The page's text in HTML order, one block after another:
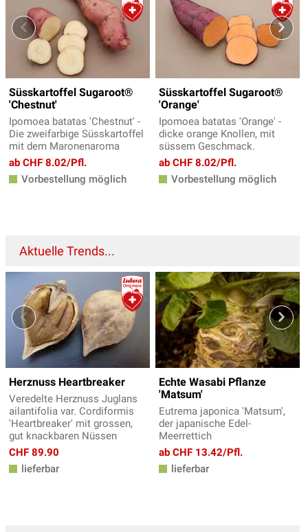
Süsskartoffel Sugaroot®
'Chestnut'
Ipomoea batatas 'Chestnut' -
Die zweifarbige Süsskartoffel
mit dem Maronenaroma
ab CHF 8.02/Pfl.
Vorbestellung möglich
Süsskartoffel Sugaroot®
'Orange'
Ipomoea batatas 'Orange' -
dicke orange Knollen, mit
süssem Geschmack.
ab CHF 8.02/Pfl.
Vorbestellung möglich
Aktuelle Trends...
Herznuss Heartbreaker
Veredelte Herznuss Juglans
ailantifolia var. Cordiformis
'Heartbreaker' mit grossen,
gut knackbaren Nüssen
CHF 89.90
lieferbar
Echte Wasabi Pflanze
'Matsum'
Eutrema japonica 'Matsum',
der japanische Edel-
Meerrettich
ab CHF 13.42/Pfl.
lieferbar